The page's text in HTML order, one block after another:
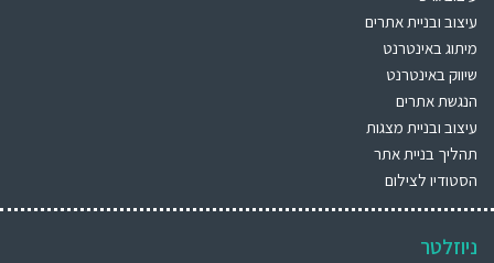
עיצוב ובניית אתרים
מיתוג באינטרנט
שיווק באינטרנט
הנגשת אתרים
עיצוב ובניית מצגות
תהליך בניית אתר
הסטודיו לצילום
ניוזלטר